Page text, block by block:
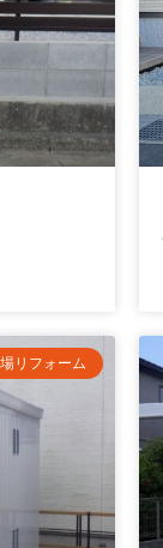
リフォーム